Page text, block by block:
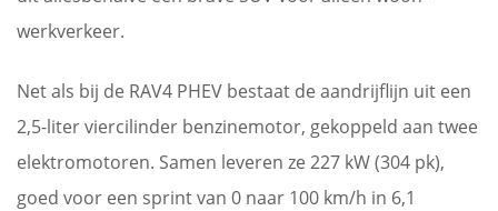
werkverkeer.
Net als bij de RAV4 PHEV bestaat de aandrijflijn uit een
2,5-liter viercilinder benzinemotor, gekoppeld aan twee
elektromotoren. Samen leveren ze 227 kW (304 pk),
goed voor een sprint van 0 naar 100 km/h in 6,1